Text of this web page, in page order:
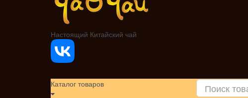
Настоящий Китайский чай
Каталог товаров